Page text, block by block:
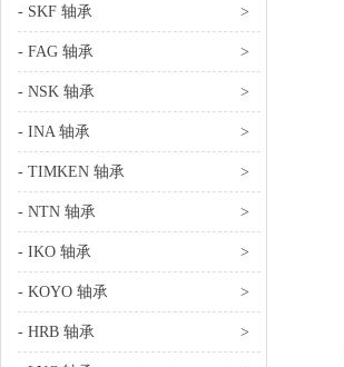
- SKF 轴承 >
- FAG 轴承 >
- NSK 轴承 >
- INA 轴承 >
- TIMKEN 轴承 >
- NTN 轴承 >
- IKO 轴承 >
- KOYO 轴承 >
- HRB 轴承 >